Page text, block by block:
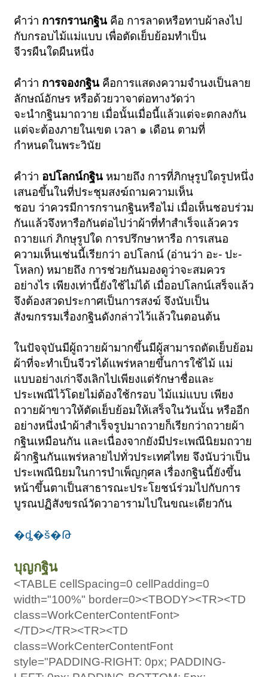
คำว่า การกรานกฐิน คือ การลาดหรือทาบผ้าลงไป
กับกรอบไม้แม่แบบ เพื่อตัดเย็บย้อมทำเป็น
จีวรผืนใดผืนหนึ่ง
คำว่า การจองกฐิน คือการแสดงความจำนงเป็นลาย
ลักษณ์อักษร หรือด้วยวาจาต่อทางวัดว่า
จะนำกฐินมาถวาย เมื่อนั้นเมื่อนี้แล้วแต่จะตกลงกัน
แต่จะต้องภายในเขต เวลา ๑ เดือน ตามที่
กำหนดในพระวินัย
คำว่า อปโลกน์กฐิน หมายถึง การที่ภิกษุรูปใดรูปหนึ่ง
เสนอขึ้นในที่ประชุมสงฆ์ถามความเห็น
ชอบ ว่าควรมีการกรานกฐินหรือไม่ เมื่อเห็นชอบร่วม
กันแล้วจึงหารือกันต่อไปว่าผ้าที่ทำสำเร็จแล้วควร
ถวายแก่ ภิกษุรูปใด การปรึกษาหารือ การเสนอ
ความเห็นเช่นนี้เรียกว่า อปโลกน์ (อ่านว่า อะ- ปะ-
โหลก) หมายถึง การช่วยกันมองดูว่าจะสมควร
อย่างไร เพียงเท่านี้ยังใช้ไม่ได้ เมื่ออปโลกน์เสร็จแล้ว
จึงต้องสวดประกาศเป็นการสงฆ์ จึงนับเป็น
สังฆกรรมเรื่องกฐินดังกล่าวไว้แล้วในตอนต้น
ในปัจจุบันมีผู้ถวายผ้ามากขึ้นมีผู้สามารถตัดเย็บย้อม
ผ้าที่จะทำเป็นจีวรได้แพร่หลายขึ้นการใช้ไม้ แม่
แบบอย่างเก่าจึงเลิกไปเพียงแต่รักษาชื่อและ
ประเพณีไว้โดยไม่ต้องใช้กรอบ ไม้แม่แบบ เพียง
ถวายผ้าขาวให้ตัดเย็บย้อมให้เสร็จในวันนั้น หรืออีก
อย่างหนึ่งนำผ้าสำเร็จรูปมาถวายก็เรียกว่าถวายผ้า
กฐินเหมือนกัน และเนื่องจากยังมีประเพณีนิยมถวาย
ผ้ากฐินกันแพร่หลายไปทั่วประเทศไทย จึงนับว่าเป็น
ประเพณีนิยมในการบำเพ็ญกุศล เรื่องกฐินนี้ยังขึ้น
หน้าขึ้นตาเป็นสาธารณะประโยชน์ร่วมไปกับการ
บูรณปฏิสังขรณ์วัดวาอารามไปในขณะเดียวกัน
�ȡ�š�Թ
บุญกฐิน
<TABLE cellSpacing=0 cellPadding=0
width="100%" border=0><TBODY><TR><TD
class=WorkCenterContentFont>
</TD></TR><TR><TD
class=WorkCenterContentFont
style="PADDING-RIGHT: 0px; PADDING-